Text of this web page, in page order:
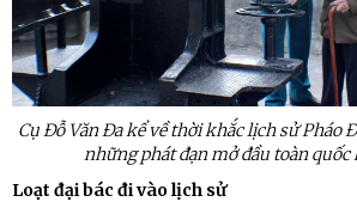
Cụ Đỗ Văn Đa kể về thời khắc lịch sử Pháo
những phát đạn mở đầu toàn quốc
Loạt đại bác đi vào lịch sử